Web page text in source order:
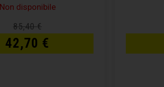
disponibile
85,40€
42,70 €